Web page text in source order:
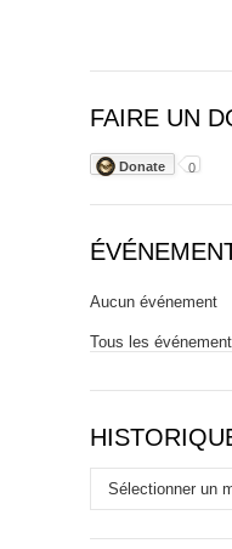
FAIRE UN
Donate 0
Aucun événement
Tous les
Historique